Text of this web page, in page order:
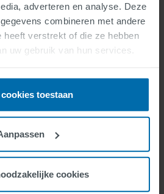
adverteren en analyse. Deze
combineren met andere
heeft verstrekt of die ze hebben
uw gebruik van hun services.
toestaan
cookies